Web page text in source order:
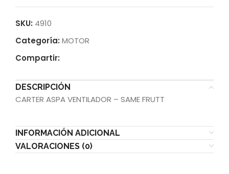
SKU: 4910
Categoría: MOTOR
Compartir:
DESCRIPCIÓN
CARTER ASPA VENTILADOR – SAME FRUTT
INFORMACIÓN ADICIONAL
VALORACIONES (0)